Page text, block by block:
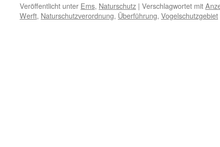
Veröffentlicht unter Ems, Naturschutz | Verschlagwortet mit
Werft, Naturschutzverordnung, Überführung, Vogelschutzgebiet